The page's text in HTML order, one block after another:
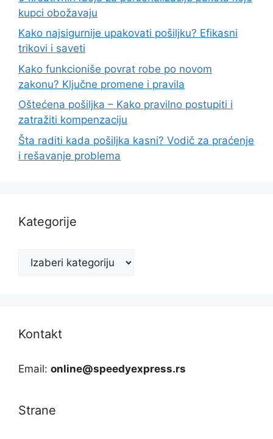
kupci obožavaju
Kako najsigurnije upakovati pošiljku? Efikasni
trikovi i saveti
Kako funkcioniše povrat robe po novom
zakonu? Ključne promene i pravila
Oštećena pošiljka – Kako pravilno postupiti i
zatražiti kompenzaciju
Šta raditi kada pošiljka kasni? Vodič za praćenje
i rešavanje problema
Kategorije
Kategorije
Kontakt
Email: online@speedyexpress.rs
Strane